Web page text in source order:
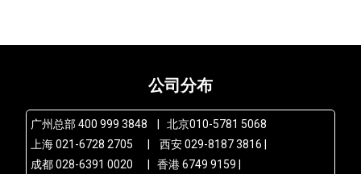
公司分布
广州总部 400 999 3848 | 北京010-5781 5068
上海 021-6728 2705 | 西安 029-8187 3816 |
成都 028-6391 0020 | 香港 6749 9159 |